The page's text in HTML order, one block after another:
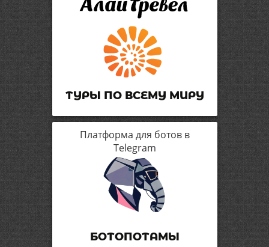
ТУРЫ ПО ВСЕМУ МИРУ
Платформа для ботов в
Telegram
БОТОПОТАМЫ